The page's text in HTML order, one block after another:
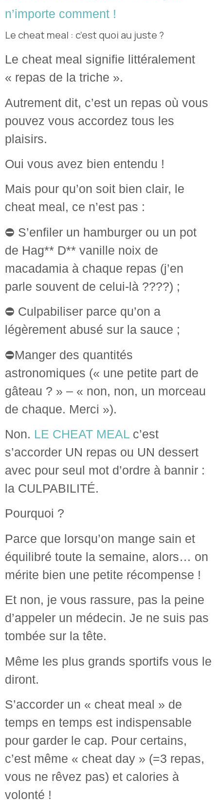
n’importe comment !
Le cheat meal : c’est quoi au juste ?
Le cheat meal signifie littéralement
« repas de la triche ».
Autrement dit, c’est un repas où vous
pouvez vous accordez tous les
plaisirs.
Oui vous avez bien entendu !
Mais pour qu’on soit bien clair, le
cheat meal, ce n’est pas :
⛔️ S’enfiler un hamburger ou un pot
de Hag** D** vanille noix de
macadamia à chaque repas (j’en
parle souvent de celui-là ????) ;
⛔️ Culpabiliser parce qu’on a
légèrement abusé sur la sauce ;
⛔️Manger des quantités
astronomiques (« une petite part de
gâteau ? » – « non, non, un morceau
de chaque. Merci »).
Non. LE CHEAT MEAL c’est
s’accorder UN repas ou UN dessert
avec pour seul mot d’ordre à bannir :
la CULPABILITÉ.
Pourquoi ?
Parce que lorsqu’on mange sain et
équilibré toute la semaine, alors… on
mérite bien une petite récompense !
Et non, je vous rassure, pas la peine
d’appeler un médecin. Je ne suis pas
tombée sur la tête.
Même les plus grands sportifs vous le
diront.
S’accorder un « cheat meal » de
temps en temps est indispensable
pour garder le cap. Pour certains,
c’est même « cheat day » (=3 repas,
vous ne rêvez pas) et calories à
volonté !